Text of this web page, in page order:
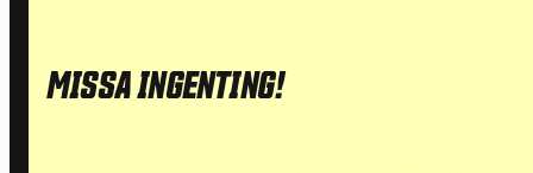
MISSA INGENTING!